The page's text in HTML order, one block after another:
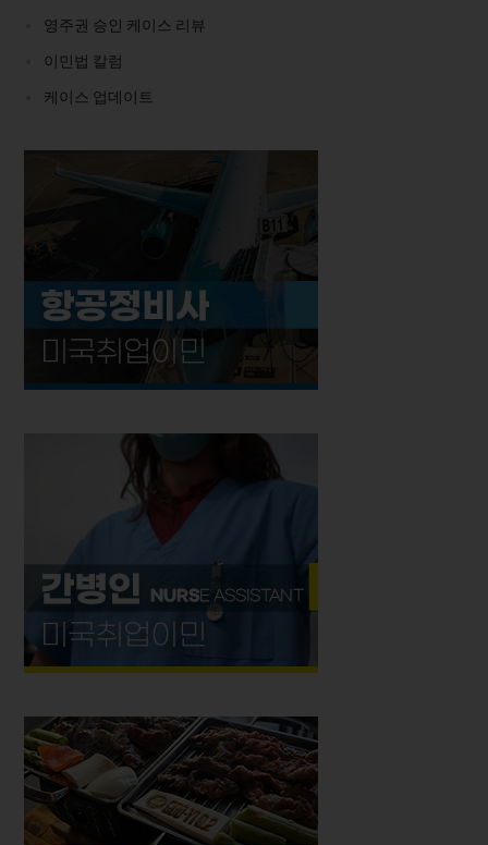
영주권 승인 케이스 리뷰
이민법 칼럼
케이스 업데이트